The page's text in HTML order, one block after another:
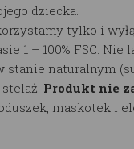
dziecka.
tylko i
1 – 100% FSC. Nie
stanie naturalnym
Produkt nie
maskotek i